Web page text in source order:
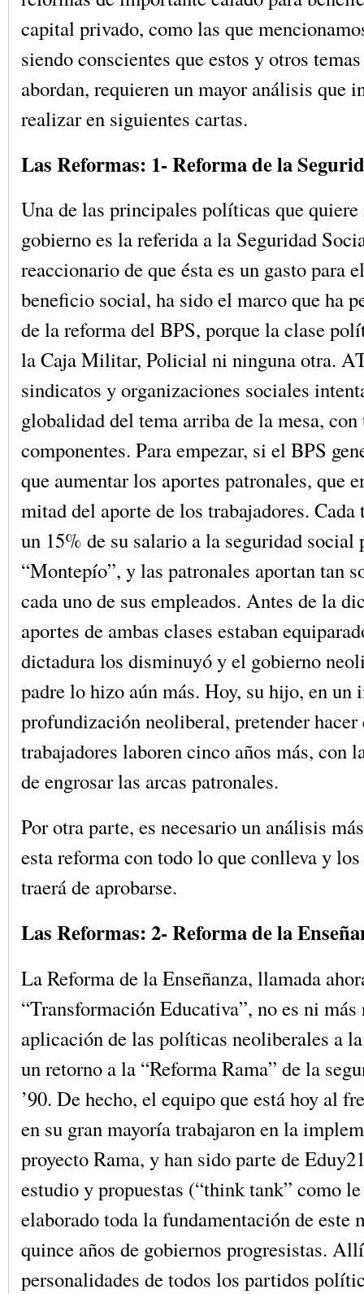
capital privado, como las que
siendo conscientes que estos y otros
abordan, requieren un mayor análisis que
realizar en siguientes cartas.
Las Reformas: 1- Reforma de la
Una de las principales políticas que
gobierno es la referida a la Seguridad
reaccionario de que ésta es un gasto para
beneficio social, ha sido el marco que ha
de la reforma del BPS, porque la clase
la Caja Militar, Policial ni ninguna otra.
sindicatos y organizaciones sociales
globalidad del tema arriba de la mesa, con
componentes. Para empezar, si el BPS
que aumentar los aportes patronales, que
mitad del aporte de los trabajadores. Cada
un 15% de su salario a la seguridad social
“Montepío”, y las patronales aportan tan
cada uno de sus empleados. Antes de la
aportes de ambas clases estaban
dictadura los disminuyó y el gobierno
padre lo hizo aún más. Hoy, su hijo, en un
profundización neoliberal, pretender hacer
trabajadores laboren cinco años más, con
de engrosar las arcas patronales.
Por otra parte, es necesario un análisis
esta reforma con todo lo que conlleva y
traerá de aprobarse.
Las Reformas: 2- Reforma de la
La Reforma de la Enseñanza, llamada
“Transformación Educativa”, no es ni
aplicación de las políticas neoliberales a
un retorno a la “Reforma Rama” de la
’90. De hecho, el equipo que está hoy al
en su gran mayoría trabajaron en la
proyecto Rama, y han sido parte de
estudio y propuestas (“think tank” como
elaborado toda la fundamentación de este
quince años de gobiernos progresistas.
personalidades de todos los partidos